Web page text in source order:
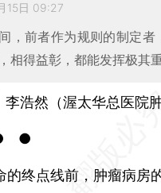
15日 09:27
，前者作为规则的制定者
相得益彰，都能发挥极其
然（渥太华总医院肿
●
终点线前，肿瘤病房